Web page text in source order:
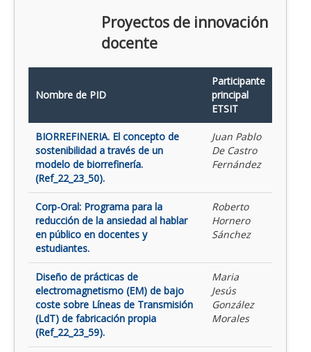
Proyectos de innovación
docente
Nombre de PID
Participante
principal
ETSIT
BIORREFINERIA. El concepto de
sostenibilidad a través de un
modelo de biorrefinería.
(Ref_22_23_50).
Juan Pablo
De Castro
Fernández
Corp-Oral: Programa para la
reducción de la ansiedad al hablar
en público en docentes y
estudiantes.
Roberto
Hornero
Sánchez
Diseño de prácticas de
electromagnetismo (EM) de bajo
coste sobre Líneas de Transmisión
(LdT) de fabricación propia
(Ref_22_23_59).
Maria
Jesús
González
Morales